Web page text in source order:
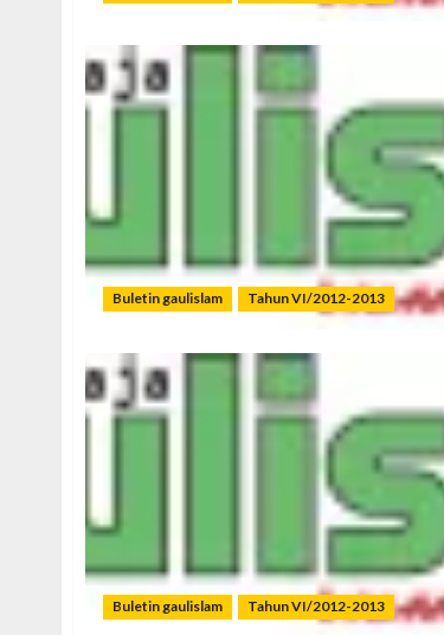
Buletin gaulislam Tahun VI/2012-2013
Buletin gaulislam Tahun VI/2012-2013